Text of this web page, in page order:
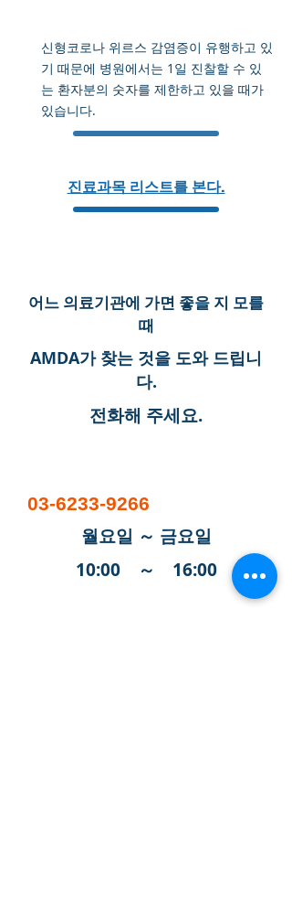
신형코로나 위르스 감염증이 유행하고 있
기 때문에 병원에서는 1일 진찰할 수 있
는 환자분의 숫자를 제한하고 있을 때가
있습니다.
진료과목 리스트를 본다.
어느 의료기관에 가면 좋을 지 모를
때
AMDA가 찾는 것을 도와 드립니
다.
전화해 주세요.
03-6233-9266
월요일 ～ 금요일
10:00 ～ 16:00